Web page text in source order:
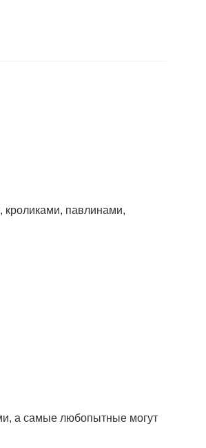
кроликами, павлинами,
а самые любопытные могут